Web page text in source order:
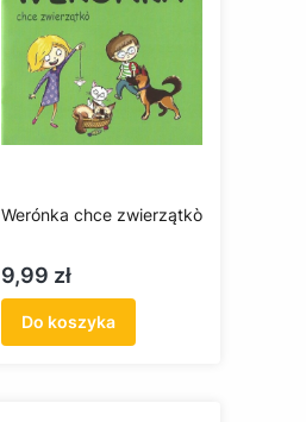
Werónka chce zwierzątkò
Cena
9,99 zł
Do koszyka